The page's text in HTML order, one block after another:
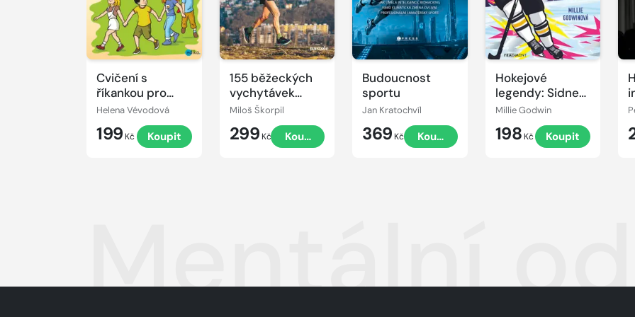
Cvičení s
říkankou pro
malé děti
Helena Vévodová
199 Kč Koupit
155 běžeckých
vychytávek
Miloše Škorpila
Miloš Škorpil
299 Kč Koupit
Budoucnost
sportu
Jan Kratochvíl
369 Kč Koupit
Hokejové
legendy: Sidney
Crosby
Millie Godwin
198 Kč Koupit
Mentální